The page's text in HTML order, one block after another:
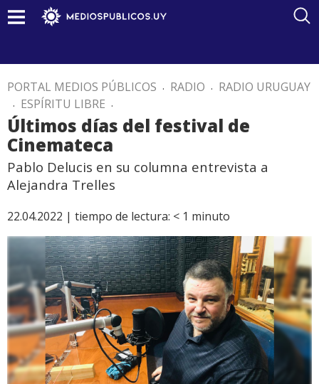
PORTAL MEDIOS PÚBLICOS . RADIO . RADIO URUGUAY
. ESPÍRITU LIBRE .
Últimos días del festival de
Cinemateca
Pablo Delucis en su columna entrevista a
Alejandra Trelles
22.04.2022 | tiempo de lectura: < 1 minuto